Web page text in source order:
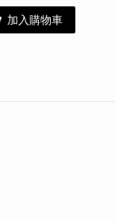
加入購物車